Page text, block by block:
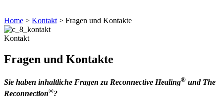
Home > Kontakt > Fragen und Kontakte
Kontakt
Fragen und Kontakte
Sie haben inhaltliche Fragen zu Reconnective Healing® und The
Reconnection®?